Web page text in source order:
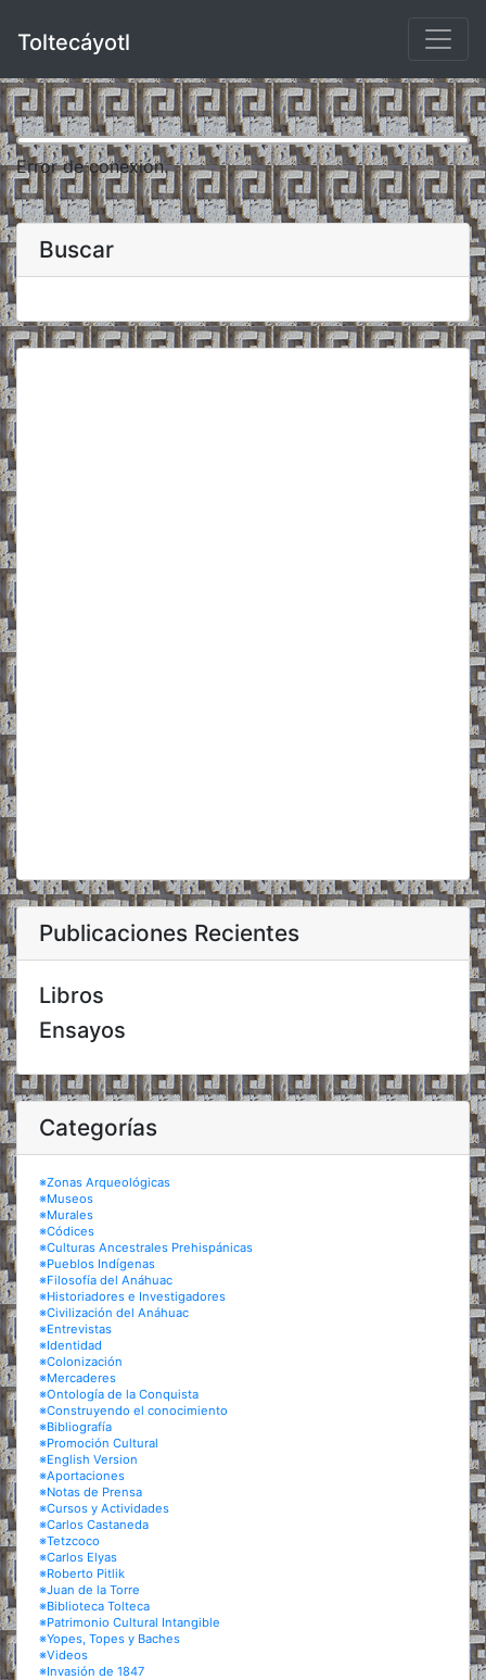
Toltecáyotl
Error de conexión.
Buscar
Publicaciones Recientes
Libros
Ensayos
Categorías
※Zonas Arqueológicas
※Museos
※Murales
※Códices
※Culturas Ancestrales Prehispánicas
※Pueblos Indígenas
※Filosofía del Anáhuac
※Historiadores e Investigadores
※Civilización del Anáhuac
※Entrevistas
※Identidad
※Colonización
※Mercaderes
※Ontología de la Conquista
※Construyendo el conocimiento
※Bibliografía
※Promoción Cultural
※English Version
※Aportaciones
※Notas de Prensa
※Cursos y Actividades
※Carlos Castaneda
※Tetzcoco
※Carlos Elyas
※Roberto Pitlik
※Juan de la Torre
※Biblioteca Tolteca
※Patrimonio Cultural Intangible
※Yopes, Topes y Baches
※Videos
※Invasión de 1847